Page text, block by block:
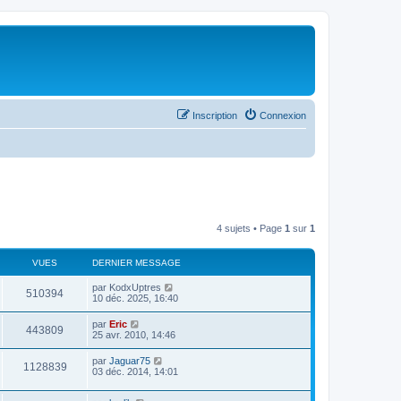
Connexion
Inscription
4 sujets • Page 1 sur 1
VUES DERNIER MESSAGE
510394 par KodxUptres
10 déc. 2025, 16:40
443809 par Eric
25 avr. 2010, 14:46
1128839 par Jaguar75
03 déc. 2014, 14:01